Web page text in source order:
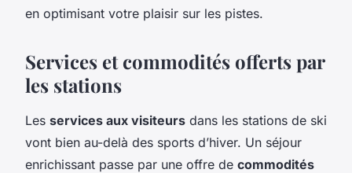
en optimisant votre plaisir sur les pistes.
Services et commodités offerts par
les stations
Les services aux visiteurs dans les stations de ski
vont bien au-delà des sports d’hiver. Un séjour
enrichissant passe par une offre de commodités